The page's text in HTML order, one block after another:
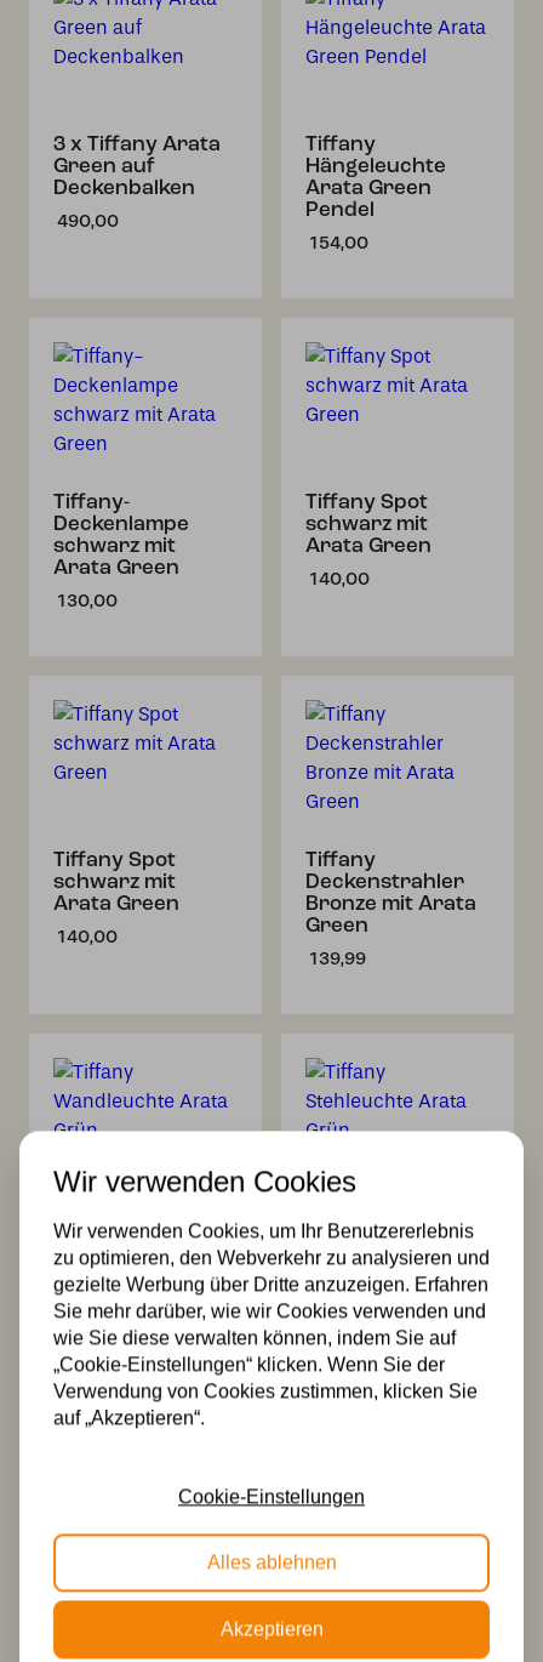
3 x Tiffany Arata
Green auf
Deckenbalken
490,00
Tiffany
Hängeleuchte
Arata Green
Pendel
154,00
Tiffany-
Deckenlampe
schwarz mit
Arata Green
130,00
Tiffany Spot
schwarz mit
Arata Green
140,00
Tiffany Spot
schwarz mit
Arata Green
140,00
Tiffany
Deckenstrahler
Bronze mit Arata
Green
139,99
Tiffany
Wandleuchte
Arata Grün
134,50
Tiffany
Stehleuchte
Arata Grün
323,00
Skulptur Ballade
2 x Tiffany Arata
Green auf
Deckenbalken
309,99
Wir verwenden Cookies
Wir verwenden Cookies, um Ihr Benutzererlebnis
zu optimieren, den Webverkehr zu analysieren und
gezielte Werbung über Dritte anzuzeigen. Erfahren
Sie mehr darüber, wie wir Cookies verwenden und
wie Sie diese verwalten können, indem Sie auf
„Cookie-Einstellungen“ klicken. Wenn Sie der
Verwendung von Cookies zustimmen, klicken Sie
auf „Akzeptieren“.
Cookie-Einstellungen
Alles ablehnen
Akzeptieren